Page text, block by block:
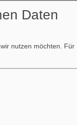
Daten
nutzen möchten. Für